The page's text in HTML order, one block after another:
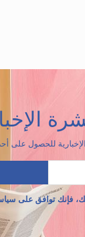
للحصول على
فإنك توافق على